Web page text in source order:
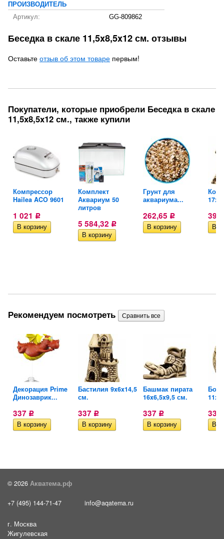
ПРОИЗВОДИТЕЛЬ
Артикул:
GG-809862
Беседка в скале 11,5x8,5x12 см. отзывы
Оставьте отзыв об этом товаре первым!
Покупатели, которые приобрели Беседка в скале
11,5x8,5x12 см., также купили
Компрессор
Hailea ACO 9601
1 021 Р
Комплект
Аквариум 50
литров
5 584,32 Р
Грунт для
аквариума...
262,65 Р 391
Рекомендуем посмотреть
Декорация Prime
Динозаврик...
337 Р
Бастилия 9x6x14,5
см.
337 Р
Башмак пирата
16x6,5x9,5 см.
337 Р 337
© 2026 Акватема.рф
+7 (495) 144-71-47 info@aqatema.ru
г. Москва
Жигулевская